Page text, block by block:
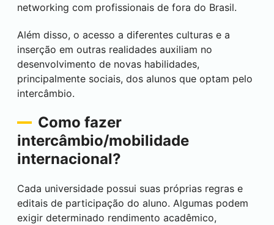
networking com profissionais de fora do Brasil.
Além disso, o acesso a diferentes culturas e a
inserção em outras realidades auxiliam no
desenvolvimento de novas habilidades,
principalmente sociais, dos alunos que optam pelo
intercâmbio.
Como fazer
intercâmbio/mobilidade
internacional?
Cada universidade possui suas próprias regras e
editais de participação do aluno. Algumas podem
exigir determinado rendimento acadêmico,